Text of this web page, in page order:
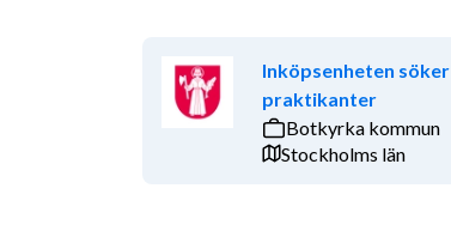
Inköpsenheten söker
praktikanter
Botkyrka kommun
Stockholms län